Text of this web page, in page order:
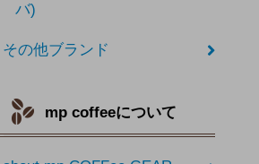
バ)
その他ブランド
mp coffeeについて